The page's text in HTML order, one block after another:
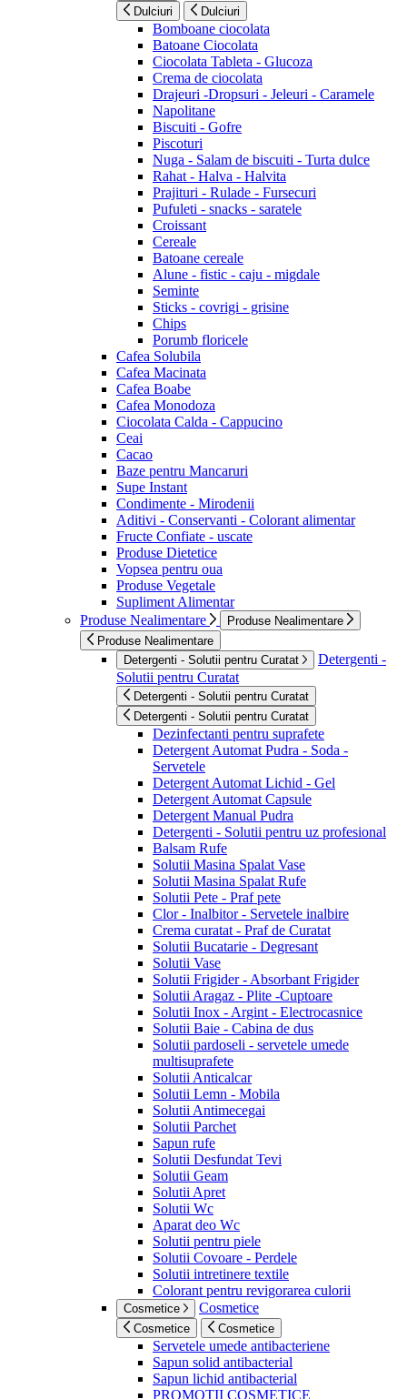
Dulciuri Dulciuri
Bomboane ciocolata
Batoane Ciocolata
Ciocolata Tableta - Glucoza
Crema de ciocolata
Drajeuri -Dropsuri - Jeleuri - Caramele
Napolitane
Biscuiti - Gofre
Piscoturi
Nuga - Salam de biscuiti - Turta dulce
Rahat - Halva - Halvita
Prajituri - Rulade - Fursecuri
Pufuleti - snacks - saratele
Croissant
Cereale
Batoane cereale
Alune - fistic - caju - migdale
Seminte
Sticks - covrigi - grisine
Chips
Porumb floricele
Cafea Solubila
Cafea Macinata
Cafea Boabe
Cafea Monodoza
Ciocolata Calda - Cappucino
Ceai
Cacao
Baze pentru Mancaruri
Supe Instant
Condimente - Mirodenii
Aditivi - Conservanti - Colorant alimentar
Fructe Confiate - uscate
Produse Dietetice
Vopsea pentru oua
Produse Vegetale
Supliment Alimentar
Produse Nealimentare
Produse Nealimentare
Produse Nealimentare
Detergenti - Solutii pentru Curatat
Detergenti -
Solutii pentru Curatat
Detergenti - Solutii pentru Curatat
Detergenti - Solutii pentru Curatat
Dezinfectanti pentru suprafete
Detergent Automat Pudra - Soda -
Servetele
Detergent Automat Lichid - Gel
Detergent Automat Capsule
Detergent Manual Pudra
Detergenti - Solutii pentru uz profesional
Balsam Rufe
Solutii Masina Spalat Vase
Solutii Masina Spalat Rufe
Solutii Pete - Praf pete
Clor - Inalbitor - Servetele inalbire
Crema curatat - Praf de Curatat
Solutii Bucatarie - Degresant
Solutii Vase
Solutii Frigider - Absorbant Frigider
Solutii Aragaz - Plite -Cuptoare
Solutii Inox - Argint - Electrocasnice
Solutii Baie - Cabina de dus
Solutii pardoseli - servetele umede
multisuprafete
Solutii Anticalcar
Solutii Lemn - Mobila
Solutii Antimecegai
Solutii Parchet
Sapun rufe
Solutii Desfundat Tevi
Solutii Geam
Solutii Apret
Solutii Wc
Aparat deo Wc
Solutii pentru piele
Solutii Covoare - Perdele
Solutii intretinere textile
Colorant pentru revigorarea culorii
Cosmetice Cosmetice
Cosmetice Cosmetice
Servetele umede antibacteriene
Sapun solid antibacterial
Sapun lichid antibacterial
PROMOTII COSMETICE